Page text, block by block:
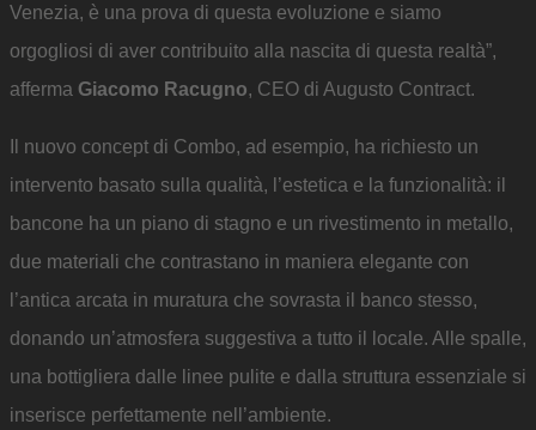
Venezia, è una prova di questa evoluzione e siamo
orgogliosi di aver contribuito alla nascita di questa realtà”,
afferma Giacomo Racugno, CEO di Augusto Contract.
Il nuovo concept di Combo, ad esempio, ha richiesto un
intervento basato sulla qualità, l’estetica e la funzionalità: il
bancone ha un piano di stagno e un rivestimento in metallo,
due materiali che contrastano in maniera elegante con
l’antica arcata in muratura che sovrasta il banco stesso,
donando un’atmosfera suggestiva a tutto il locale. Alle spalle,
una bottigliera dalle linee pulite e dalla struttura essenziale si
inserisce perfettamente nell’ambiente.